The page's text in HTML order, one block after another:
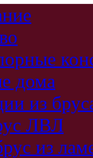
дома
из
ЛВЛ
из